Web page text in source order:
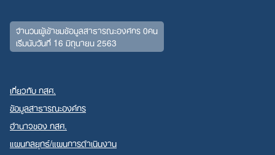
จำนวนผู้เข้าชมข้อมูลสาธารณะองค์กร 0คน
เริ่มนับวันที่ 16 มิถุนายน 2563
เกี่ยวกับ กสศ.
ข้อมูลสาธารณะองค์กร
อำนาจของ กสศ.
แผนกลยุทธ์/แผนการดำเนินงาน